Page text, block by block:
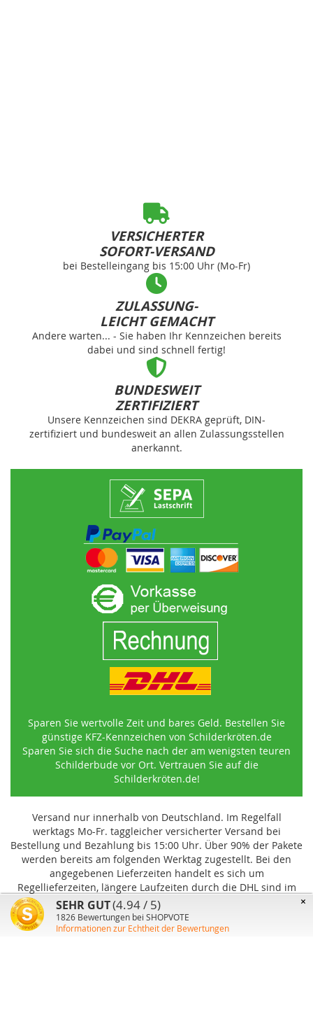
VERSICHERTER
SOFORT-VERSAND
bei Bestelleingang bis 15:00 Uhr (Mo-Fr)
ZULASSUNG-
LEICHT GEMACHT
Andere warten... - Sie haben Ihr Kennzeichen bereits
dabei und sind schnell fertig!
BUNDESWEIT
ZERTIFIZIERT
Unsere Kennzeichen sind DEKRA geprüft, DIN-
zertifiziert und bundesweit an allen Zulassungsstellen
anerkannt.
Sparen Sie wertvolle Zeit und bares Geld. Bestellen Sie
günstige KFZ-Kennzeichen von Schilderkröten.de
Sparen Sie sich die Suche nach der am wenigsten teuren
Schilderbude vor Ort. Vertrauen Sie auf die
Schilderkröten.de!
Versand nur innerhalb von Deutschland. Im Regelfall
werktags Mo-Fr. taggleicher versicherter Versand bei
Bestellung und Bezahlung bis 15:00 Uhr. Über 90% der Pakete
werden bereits am folgenden Werktag zugestellt. Bei den
angegebenen Lieferzeiten handelt es sich um
Regellieferzeiten, längere Laufzeiten durch die DHL sind im
Einzelfall möglich und können von uns nicht beeinflusst
werden.
×
SEHR GUT(4.94 / 5)
1826 Bewertungen bei SHOPVOTE
Informationen zur Echtheit der Bewertungen